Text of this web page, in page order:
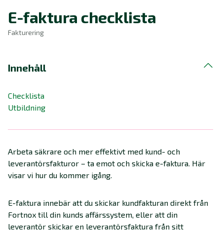
Support Play
Ordlista
E-faktura checklista
Fakturering
Innehåll
Checklista
Utbildning
Arbeta säkrare och mer effektivt med kund- och
leverantörsfakturor – ta emot och skicka e-faktura. Här
visar vi hur du kommer igång.
E-faktura innebär att du skickar kundfakturan direkt från
Fortnox till din kunds affärssystem, eller att din
leverantör skickar en leverantörsfaktura från sitt